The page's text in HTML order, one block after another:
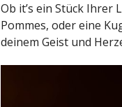
Ob it’s ein Stück
Pommes, oder eine
deinem Geist und